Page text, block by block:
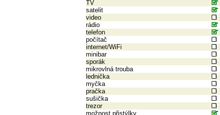
TV
satelit
video
rádio
telefon
počítač
internet/WiFi
minibar
sporák
mikrovlná trouba
lednička
myčka
pračka
sušička
trezor
možnost přistýlky